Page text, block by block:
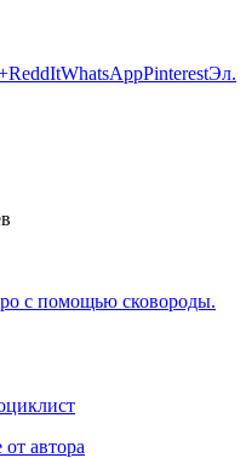
ReddItWhatsAppPinterestЭл.
с помощью сковороды.
автора